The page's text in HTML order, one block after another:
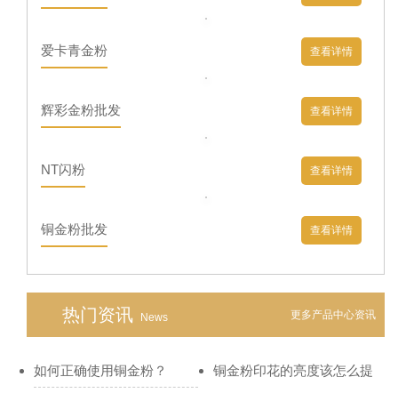
查看详情
爱卡青金粉
查看详情
辉彩金粉批发
查看详情
NT闪粉
查看详情
铜金粉批发
更多产品中心资讯
热门资讯 News
如何正确使用铜金粉？ 铜金粉印花的亮度该怎么提